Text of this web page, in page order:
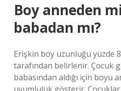
Boy anneden
babadan mı?
Erişkin boy uzunluğu yüzde
tarafından belirlenir. Çocuk
babasından aldığı için boyu